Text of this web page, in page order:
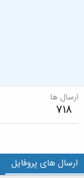
ارسال ها
718
ارسال های پروفایل